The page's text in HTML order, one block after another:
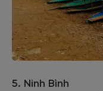
5. Ninh Bình